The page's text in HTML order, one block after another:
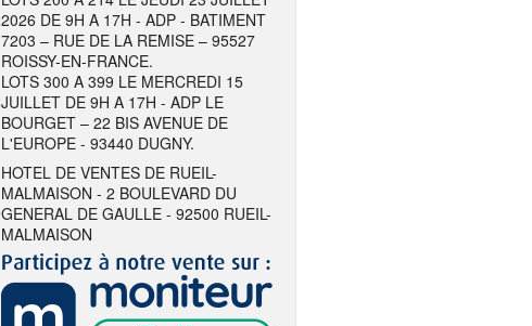
2026 DE 9H A 17H - ADP - BATIMENT
7203 – RUE DE LA REMISE – 95527
ROISSY-EN-FRANCE.
LOTS 300 A 399 LE MERCREDI 15
JUILLET DE 9H A 17H - ADP LE
BOURGET – 22 BIS AVENUE DE
L'EUROPE - 93440 DUGNY.
HOTEL DE VENTES DE RUEIL-
MALMAISON - 2 BOULEVARD DU
GENERAL DE GAULLE - 92500 RUEIL-
MALMAISON